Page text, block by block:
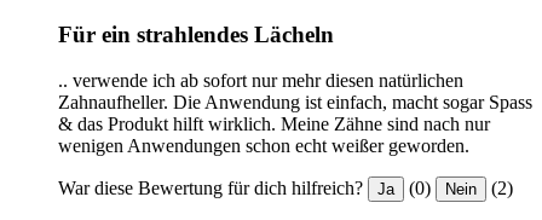
Für ein strahlendes Lächeln
.. verwende ich ab sofort nur mehr diesen natürlichen
Zahnaufheller. Die Anwendung ist einfach, macht sogar Spass
& das Produkt hilft wirklich. Meine Zähne sind nach nur
wenigen Anwendungen schon echt weißer geworden.
War diese Bewertung für dich hilfreich? Ja (0) Nein (2)